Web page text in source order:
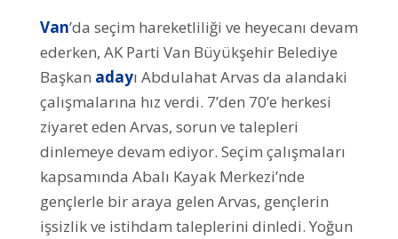
Van’da seçim hareketliliği ve heyecanı devam
ederken, AK Parti Van Büyükşehir Belediye
Başkan adayı Abdulahat Arvas da alandaki
çalışmalarına hız verdi. 7’den 70’e herkesi
ziyaret eden Arvas, sorun ve talepleri
dinlemeye devam ediyor. Seçim çalışmaları
kapsamında Abalı Kayak Merkezi’nde
gençlerle bir araya gelen Arvas, gençlerin
işsizlik ve istihdam taleplerini dinledi. Yoğun